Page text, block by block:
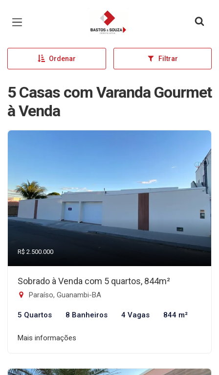
Página inicial
Ordenar Filtrar
5 Casas com Varanda Gourmet
à Venda
R$ 2.500.000
Sobrado à Venda com 5 quartos, 844m²
Paraíso, Guanambi-BA
5 Quartos 8 Banheiros 4 Vagas 844 m²
Mais informações